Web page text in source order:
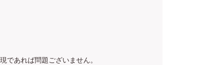
であれば問題ございません。